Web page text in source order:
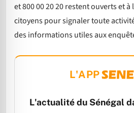
et 800 00 20 20 restent ouverts et
citoyens pour signaler toute
des informations utiles aux
L'APP
L'actualité du Sénégal